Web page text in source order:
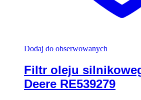
Dodaj do obserwowanych
Filtr oleju
Deere RE539279